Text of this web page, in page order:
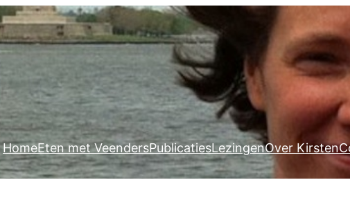
HomeEten met VeendersPublicatiesLezingenOver Kirsten